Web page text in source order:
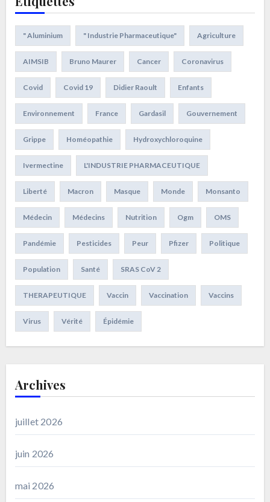
" Aluminium " Industrie Pharmaceutique" Agriculture
AIMSIB Bruno Maurer Cancer Coronavirus
Covid Covid 19 Didier Raoult Enfants
Environnement France Gardasil Gouvernement
Grippe Homéopathie Hydroxychloroquine
Ivermectine L'INDUSTRIE PHARMACEUTIQUE
Liberté Macron Masque Monde Monsanto
Médecin Médecins Nutrition Ogm OMS
Pandémie Pesticides Peur Pfizer Politique
Population Santé SRAS CoV 2
THERAPEUTIQUE Vaccin Vaccination Vaccins
Virus Vérité Épidémie
Archives
juillet 2026
juin 2026
mai 2026